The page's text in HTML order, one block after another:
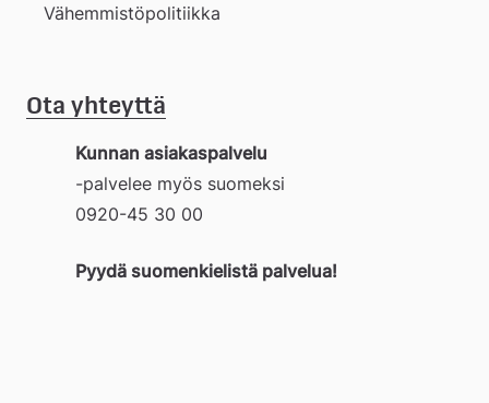
Vähemmistöpolitiikka
Ota yhteyttä
Kunnan asiakaspalvelu
-palvelee myös suomeksi
0920-45 30 00
Pyydä suomenkielistä palvelua!